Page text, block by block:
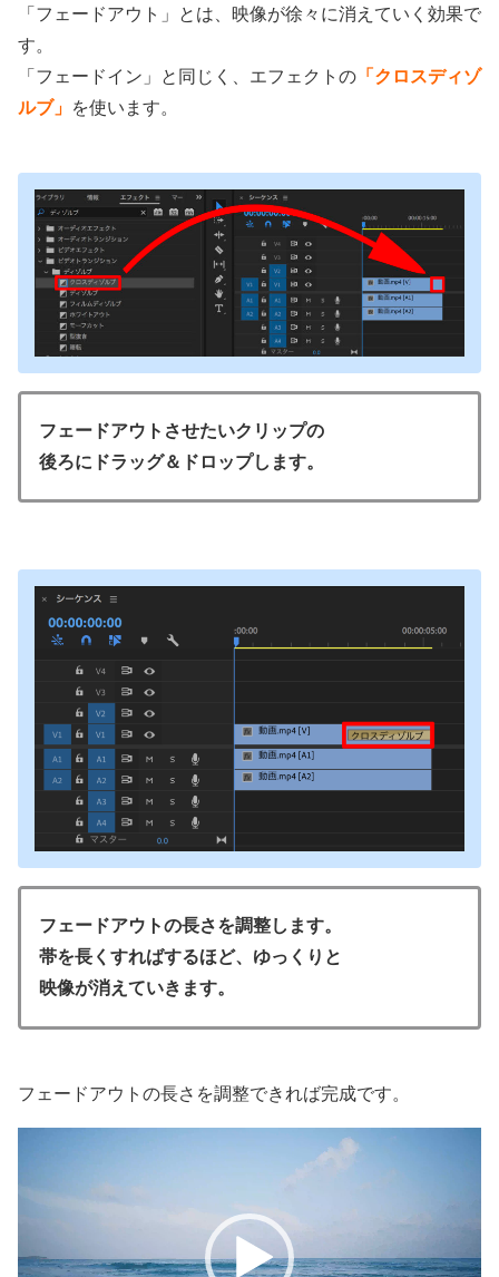
「フェードアウト」とは、映像が徐々に消えていく効果で
す。
「フェードイン」と同じく、エフェクトの 「クロスディゾ
ルブ」 を使います。
フェードアウトさせたいクリップの
後ろにドラッグ＆ドロップします。
フェードアウトの長さを調整します。
帯を長くすればするほど、ゆっくりと
映像が消えていきます。
フェードアウトの長さを調整できれば完成です。
ー